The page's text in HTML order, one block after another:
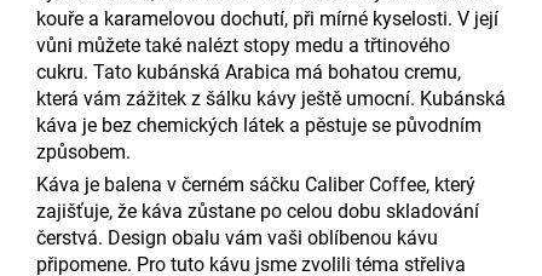
kouře a karamelovou dochutí, při mírné kyselosti. V její
vůni můžete také nalézt stopy medu a třtinového
cukru. Tato kubánská Arabica má bohatou cremu,
která vám zážitek z šálku kávy ještě umocní. Kubánská
káva je bez chemických látek a pěstuje se původním
způsobem.
Káva je balena v černém sáčku Caliber Coffee, který
zajišťuje, že káva zůstane po celou dobu skladování
čerstvá. Design obalu vám vaši oblíbenou kávu
připomene. Pro tuto kávu jsme zvolili téma střeliva